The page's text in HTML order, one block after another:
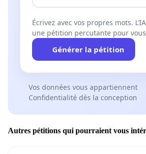
Écrivez avec vos propres mots.
une pétition percutante pour
Générer la pétition
Vos données vous appartiennent
Confidentialité dès la conception
Autres pétitions qui pourraient vous